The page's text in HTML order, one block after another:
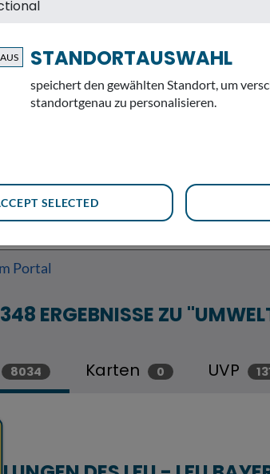
SUCHE
durchsucht für Sie die offiziellen
Portal
8034 Karten 0 UVP
STANDORTAUSWAHL
speichert den gewählten Standort, um
standortgenau zu personalisieren.
SELECTED